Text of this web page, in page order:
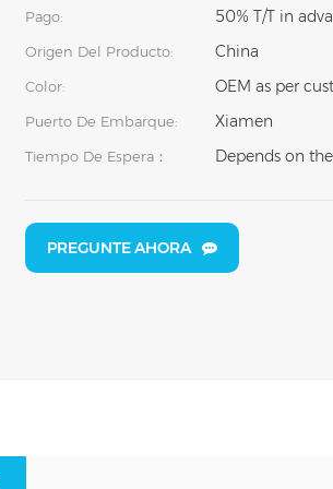
Pago: 50% T/T in
Origen Del Producto: China
Color: OEM as per
Puerto De Embarque: Xiamen
Tiempo De Espera： Depends on
PREGUNTE AHORA